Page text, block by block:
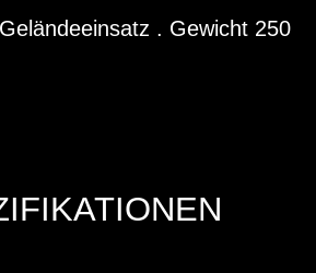
. Gewicht 250